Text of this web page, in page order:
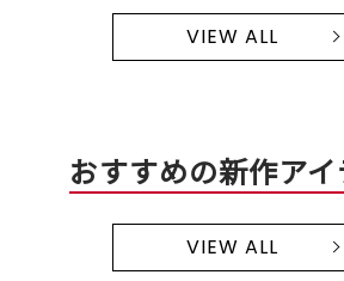
VIEW ALL
おすすめの新作ア
VIEW ALL